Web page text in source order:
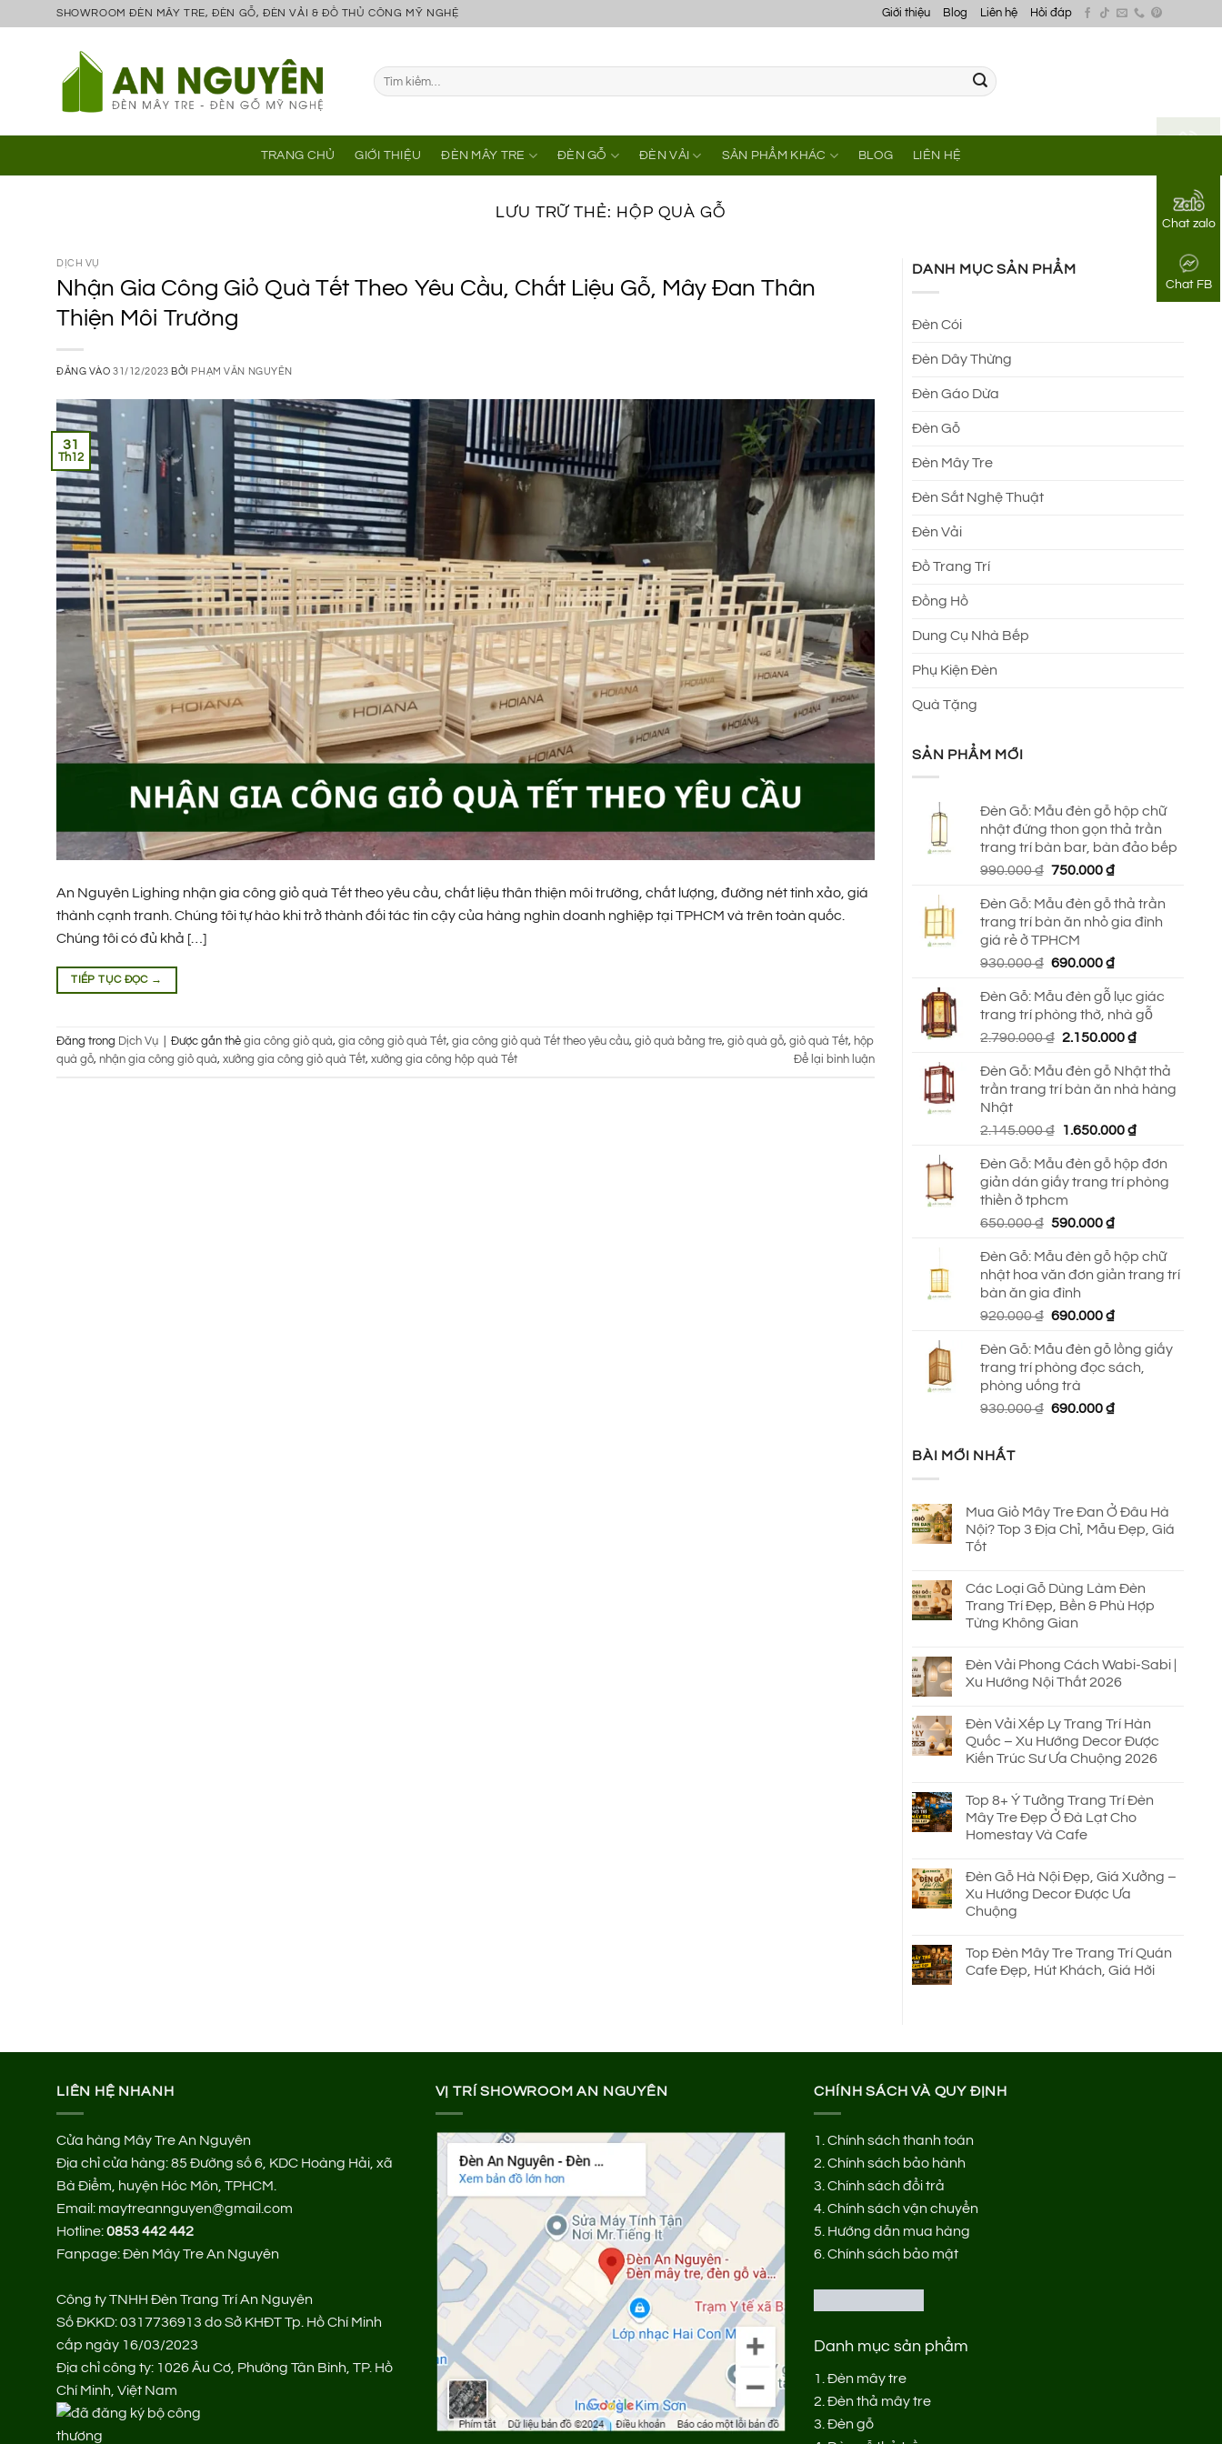
Chat zalo
Chat FB
SHOWROOM ĐÈN MÂY TRE, ĐÈN GỖ, ĐÈN VẢI & ĐỒ THỦ CÔNG MỸ NGHỆ Giới thiệu Blog Liên hệ Hỏi đáp
Tìm
kiếm:
TRANG CHỦ GIỚI THIỆU ĐÈN MÂY TRE ĐÈN GỖ ĐÈN VẢI SẢN PHẨM KHÁC BLOG LIÊN HỆ
LƯU TRỮ THẺ: HỘP QUÀ GỖ
DỊCH VỤ
Nhận Gia Công Giỏ Quà Tết Theo Yêu Cầu, Chất Liệu Gỗ, Mây Đan Thân
Thiện Môi Trường
ĐĂNG VÀO31/12/2023 BỞI PHẠM VĂN NGUYÊN
31
Th12
An Nguyên Lighing nhận gia công giỏ quà Tết theo yêu cầu, chất liệu thân thiện môi trường, chất lượng, đường nét tinh xảo, giá
thành cạnh tranh. Chúng tôi tự hào khi trở thành đối tác tin cậy của hàng nghìn doanh nghiệp tại TPHCM và trên toàn quốc.
Chúng tôi có đủ khả […]
TIẾP TỤC ĐỌC →
Đăng trong Dịch Vụ Được gắn thẻ gia công giỏ quà, gia công giỏ quà Tết, gia công giỏ quà Tết theo yêu cầu, giỏ quà bằng tre, giỏ quà gỗ, giỏ quà Tết, hộp
quà gỗ, nhận gia công giỏ quà, xưởng gia công giỏ quà Tết, xưởng gia công hộp quà Tết Để lại bình luận
DANH MỤC SẢN PHẨM
Đèn Cói
Đèn Dây Thừng
Đèn Gáo Dừa
Đèn Gỗ
Đèn Mây Tre
Đèn Sắt Nghệ Thuật
Đèn Vải
Đồ Trang Trí
Đồng Hồ
Dung Cụ Nhà Bếp
Phụ Kiện Đèn
Quà Tặng
SẢN PHẨM MỚI
Đèn Gỗ: Mẫu đèn gỗ hộp chữ
nhật đứng thon gọn thả trần
trang trí bàn bar, bàn đảo bếp
990.000₫ Giá
là:
990.000 ₫.
750.000₫Giá
tại
là:
Đèn Gỗ: Mẫu đèn gỗ thả trần
trang trí bàn ăn nhỏ gia đình
giá rẻ ở TPHCM
930.000₫ Giá
là:
930.000 ₫.
690.000₫Giá
tại
là:
690.000 ₫.
Đèn Gỗ: Mẫu đèn gỗ lục giác
trang trí phòng thờ, nhà gỗ
2.790.000₫ Giá
là:
2.790.000 ₫.
2.150.000₫Giá
tại
là:
Đèn Gỗ: Mẫu đèn gỗ Nhật thả
trần trang trí bàn ăn nhà hàng
Nhật
2.145.000₫
Giá
là:
2.145.000 ₫.
1.650.000₫Giá
tại
là:
Đèn Gỗ: Mẫu đèn gỗ hộp đơn
giản dán giấy trang trí phòng
thiền ở tphcm
650.000₫ Giá
là:
650.000 ₫.
590.000₫Giá
tại
là:
Đèn Gỗ: Mẫu đèn gỗ hộp chữ
nhật hoa văn đơn giản trang trí
bàn ăn gia đình
920.000₫ Giá
là:
920.000 ₫.
690.000₫Giá
tại
là:
Đèn Gỗ: Mẫu đèn gỗ lồng giấy
trang trí phòng đọc sách,
phòng uống trà
930.000₫ Giá
690.000₫Giá
BÀI MỚI NHẤT
Mua Giỏ Mây Tre Đan Ở Đâu Hà
Nội? Top 3 Địa Chỉ, Mẫu Đẹp, Giá
Tốt
Các Loại Gỗ Dùng Làm Đèn
Trang Trí Đẹp, Bền & Phù Hợp
Từng Không Gian
Đèn Vải Phong Cách Wabi-Sabi |
Xu Hướng Nội Thất 2026
Đèn Vải Xếp Ly Trang Trí Hàn
Quốc – Xu Hướng Decor Được
Kiến Trúc Sư Ưa Chuộng 2026
Top 8+ Ý Tưởng Trang Trí Đèn
Mây Tre Đẹp Ở Đà Lạt Cho
Homestay Và Cafe
Đèn Gỗ Hà Nội Đẹp, Giá Xưởng –
Xu Hướng Decor Được Ưa
Chuộng
Top Đèn Mây Tre Trang Trí Quán
Cafe Đẹp, Hút Khách, Giá Hời
LIÊN HỆ NHANH
Cửa hàng Mây Tre An Nguyên
Địa chỉ cửa hàng:85 Đường số 6, KDC Hoàng Hải, xã
Bà Điểm, huyện Hóc Môn, TPHCM.
Email: maytreannguyen@gmail.com
Hotline:0853 442 442
Fanpage:Đèn Mây Tre An Nguyên
Công ty TNHH Đèn Trang Trí An Nguyên
Số ĐKKD: 0317736913 do Sở KHĐT Tp. Hồ Chí Minh
cấp ngày 16/03/2023
Địa chỉ công ty: 1026 Âu Cơ, Phường Tân Bình, TP. Hồ
Chí Minh, Việt Nam
VỊ TRÍ SHOWROOM AN NGUYÊN CHÍNH SÁCH VÀ QUY ĐỊNH
1.Chính sách thanh toán
2.Chính sách bảo hành
3.Chính sách đổi trả
4.Chính sách vận chuyển
5. Hướng dẫn mua hàng
6.Chính sách bảo mật
Danh mục sản phẩm
1.Đèn mây tre
2.Đèn thả mây tre
3.Đèn gỗ